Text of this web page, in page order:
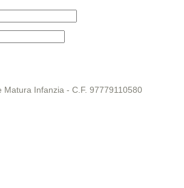
Matura Infanzia - C.F. 97779110580